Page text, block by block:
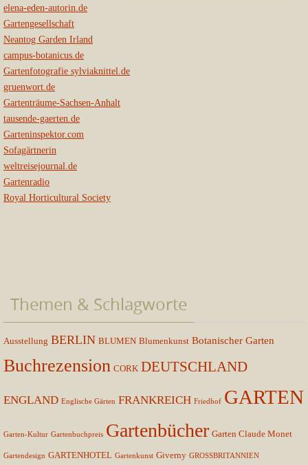
elena-eden-autorin.de
Gartengesellschaft
Neantog Garden Irland
campus-botanicus.de
Gartenfotografie sylviaknittel.de
gruenwort.de
Gartenträume-Sachsen-Anhalt
tausende-gaerten.de
Garteninspektor.com
Sofagärtnerin
weltreisejournal.de
Gartenradio
Royal Horticultural Society
Themen & Schlagworte
Ausstellung BERLIN BLUMEN Blumenkunst Botanischer Garten
Buchrezension CORK DEUTSCHLAND
ENGLAND Englische Gärten FRANKREICH Friedhof GARTEN
Garten-Kultur Gartenbuchpreis Gartenbücher Garten Claude Monet
Gartendesign GARTENHOTEL Gartenkunst Giverny GROSSBRITANNIEN